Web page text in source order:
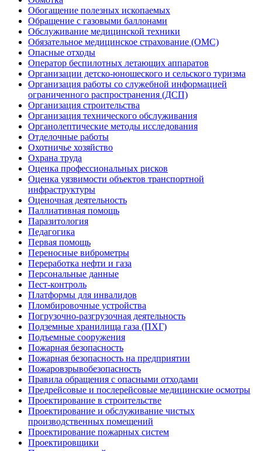
Обогащение полезных ископаемых
Обращение с газовыми баллонами
Обслуживание медицинской техники
Обязательное медицинское страхование (ОМС)
Опасные отходы
Оператор беспилотных летающих аппаратов
Организации детско-юношеского и сельского туризма
Организация работы со служебной информацией
ограниченного распространения (ДСП)
Организация строительства
Организация технического обслуживания
Органолептические методы исследования
Отделочные работы
Охотничье хозяйство
Охрана труда
Оценка профессиональных рисков
Оценка уязвимости объектов транспортной
инфраструктуры
Оценочная деятельность
Паллиативная помощь
Паразитология
Педагогика
Первая помощь
Переносные виброметры
Переработка нефти и газа
Персональные данные
Пест-контроль
Платформы для инвалидов
Пломбировочные устройства
Погрузочно-разгрузочная деятельность
Подземные хранилища газа (ПХГ)
Подъемные сооружения
Пожарная безопасность
Пожарная безопасность на предприятии
Пожаровзрывобезопасность
Правила обращения с опасными отходами
Предрейсовые и послерейсовые медицинские осмотры
Проектирование в строительстве
Проектирование и обслуживание чистых
производственных помещений
Проектирование пожарных систем
Проектировщики